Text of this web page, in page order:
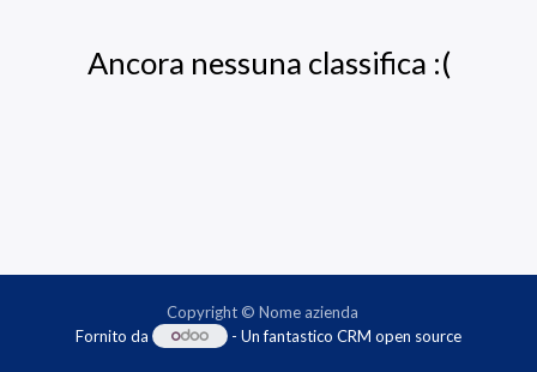
Ancora nessuna classifica :(
Copyright © Nome azienda
Fornito da
- Un fantastico CRM open source